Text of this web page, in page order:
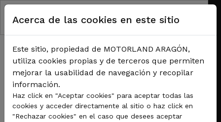
Pasar al contenido principal
RUTA DE NAVEGACIÓN
Comienza la acción en Motorland Aragón. Arranca WorldSBK.
Acerca de las cookies en este sitio
Este sitio, propiedad de MOTORLAND ARAGÓN,
utiliza cookies propias y de terceros que permiten
mejorar la usabilidad de navegación y recopilar
información.
Haz click en "Aceptar cookies" para aceptar todas las
cookies y acceder directamente al sitio o haz click en
"Rechazar cookies" en el caso que desees aceptar